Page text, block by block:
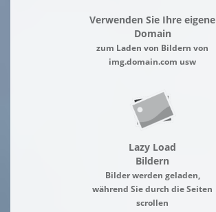
Verwenden Sie Ihre eigene
Domain
zum Laden von Bildern von
img.domain.com usw
Lazy Load
Bildern
Bilder werden geladen,
während Sie durch die Seiten
scrollen